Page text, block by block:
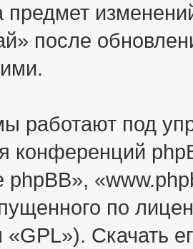
предмет
после
работают под
конференций
phpBB»,
по
Скачать